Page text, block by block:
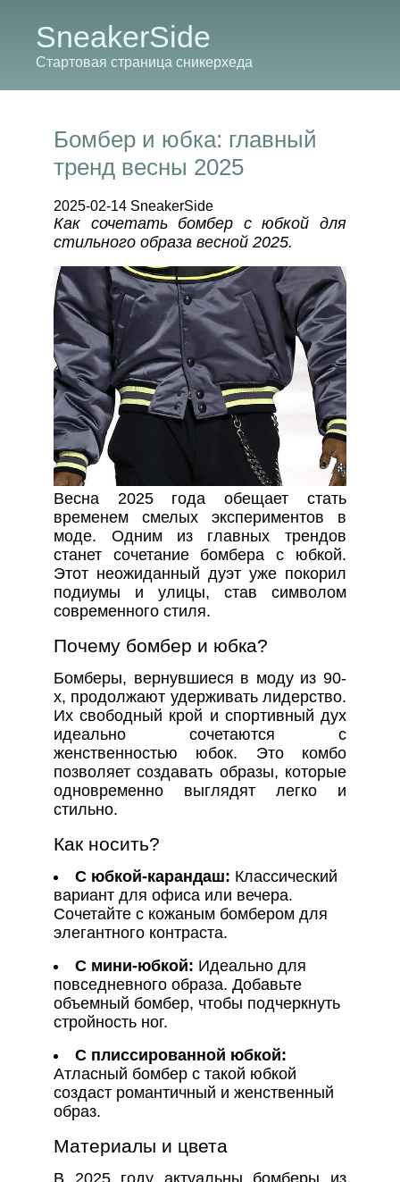
SneakerSide
Стартовая страница сникерхеда
Бомбер и юбка: главный
тренд весны 2025
2025-02-14 SneakerSide
Как сочетать бомбер с юбкой для
стильного образа весной 2025.
Весна 2025 года обещает стать
временем смелых экспериментов в
моде. Одним из главных трендов
станет сочетание бомбера с юбкой.
Этот неожиданный дуэт уже покорил
подиумы и улицы, став символом
современного стиля.
Почему бомбер и юбка?
Бомберы, вернувшиеся в моду из 90-
х, продолжают удерживать лидерство.
Их свободный крой и спортивный дух
идеально сочетаются с
женственностью юбок. Это комбо
позволяет создавать образы, которые
одновременно выглядят легко и
стильно.
Как носить?
С юбкой-карандаш: Классический
вариант для офиса или вечера.
Сочетайте с кожаным бомбером для
элегантного контраста.
С мини-юбкой: Идеально для
повседневного образа. Добавьте
объемный бомбер, чтобы подчеркнуть
стройность ног.
С плиссированной юбкой:
Атласный бомбер с такой юбкой
создаст романтичный и женственный
образ.
Материалы и цвета
В 2025 году актуальны бомберы из